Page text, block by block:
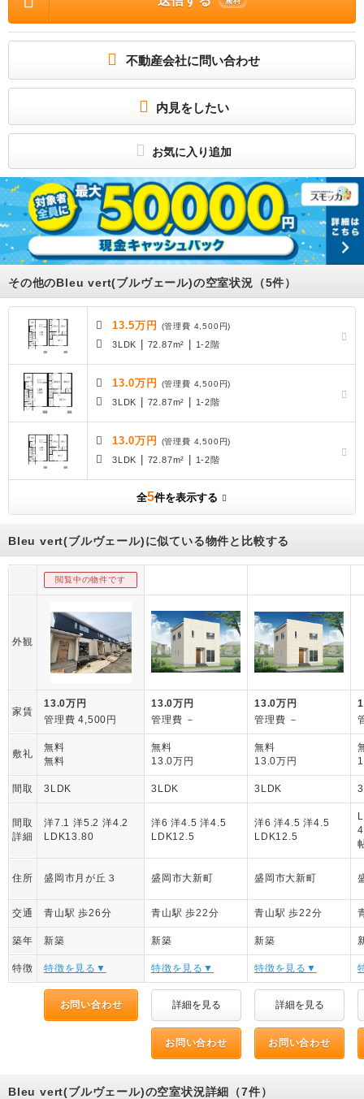
入居サポート 契約時1.65万円） 安心入居サポート 更新時 16500円（） ペッ
知らない人が来た時でも玄関を開ける必要がなくなるモニター付きインターホンが
付いております。荷物を注文する時に時間を気にしなくてよくなる宅配ボックスを
共用部に備え付けております。
（公社）首都圏不動産公正取引協議会加盟
不動産会社に問い合わせ
内見をしたい
お気に入り追加
その他のBleu vert(ブルヴェール)の空室状況（5件）
13.5万円 (管理費 4,500円)
3LDK | 72.87m² | 1-2階
13.0万円 (管理費 4,500円)
3LDK | 72.87m² | 1-2階
13.0万円 (管理費 4,500円)
3LDK | 72.87m² | 1-2階
全5件を表示する
Bleu vert(ブルヴェール)に似ている物件と比較する
閲覧中の物件です
外観
家賃
13.0万円
管理費 4,500円
13.0万円
管理費 －
13.0万円
管理費 －
敷礼
無料
無料
無料
13.0万円
無料
13.0万円
間取 3LDK 3LDK 3LDK
間取
詳細
洋7.1 洋5.2 洋4.2
LDK13.80
洋6 洋4.5 洋4.5
LDK12.5
洋6 洋4.5 洋4.5
LDK12.5
住所 盛岡市月が丘３ 盛岡市大新町 盛岡市大新町
交通 青山駅 歩26分 青山駅 歩22分 青山駅 歩22分
築年 新築 新築 新築
特徴 特徴を見る▼ 特徴を見る▼ 特徴を見る▼
お問い合わせ 詳細を見る 詳細を見る
お問い合わせ お問い合わせ
Bleu vert(ブルヴェール)の空室状況詳細（7件）